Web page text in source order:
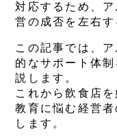
対応するため、
営の成否を左右す
この記事では、
的なサポート体
説します。
これから飲食店
教育に悩む経営
します。